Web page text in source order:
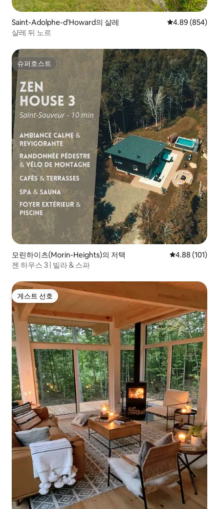
Saint-Adolphe-d'Howard의 샬레 평점 4.89점(5
4.89 (854)
샬레 뒤 노르
슈퍼호스트
슈퍼호스트
모린하이츠(Morin-Heights)의 저택 평점 4.88점(5
4.88 (101)
젠 하우스 3 | 빌라 & 스파
게스트 선호
게스트 선호